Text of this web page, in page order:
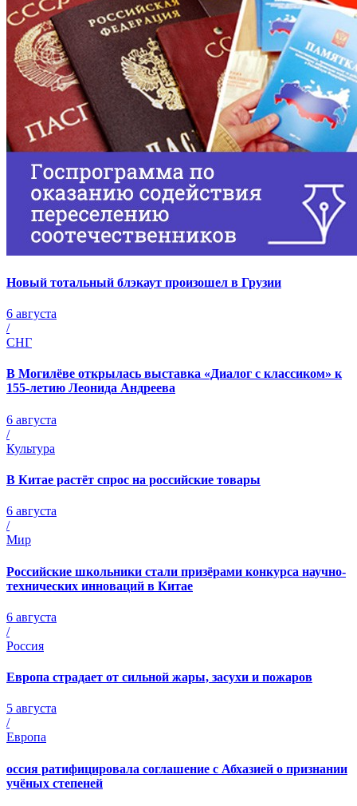
Новый тотальный блэкаут произошел в Грузии
6 августа
/
СНГ
В Могилёве открылась выставка «Диалог с классиком» к
155-летию Леонида Андреева
6 августа
/
Культура
В Китае растёт спрос на российские товары
6 августа
/
Мир
Российские школьники стали призёрами конкурса научно-
технических инноваций в Китае
6 августа
/
Россия
Европа страдает от сильной жары, засухи и пожаров
5 августа
/
Европа
оссия ратифицировала соглашение с Абхазией о признании
учёных степеней